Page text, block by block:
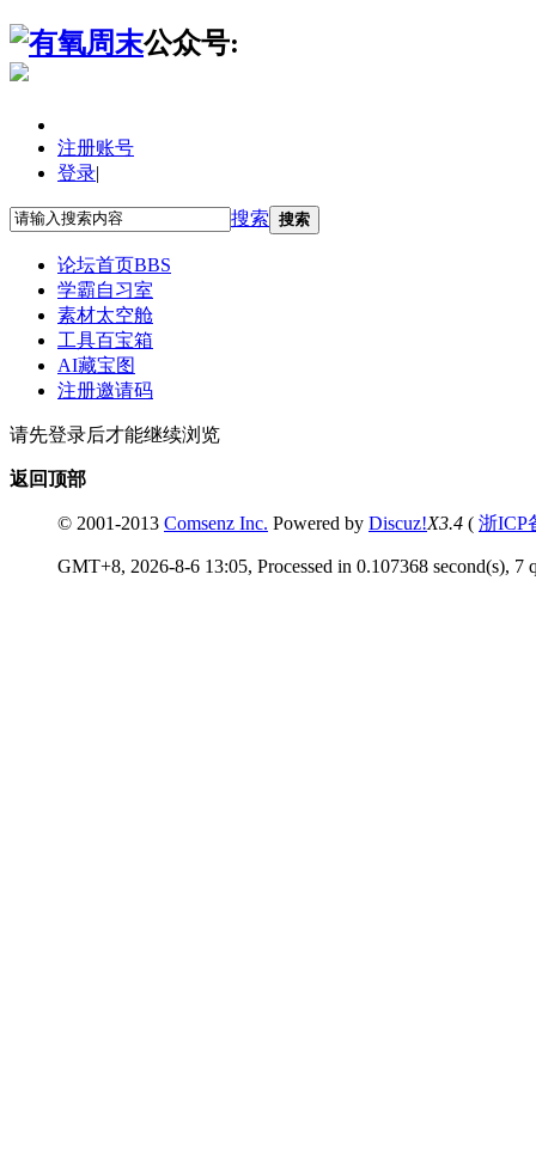
公众号:
注册账号
登录|
搜索 搜索
论坛首页BBS
学霸自习室
素材太空舱
工具百宝箱
AI藏宝图
注册邀请码
请先登录后才能继续浏览
返回顶部
© 2001-2013 Comsenz Inc. Powered by Discuz!X3.4 ( 浙ICP
GMT+8, 2026-8-6 13:05, Processed in 0.107368 second(s), 7